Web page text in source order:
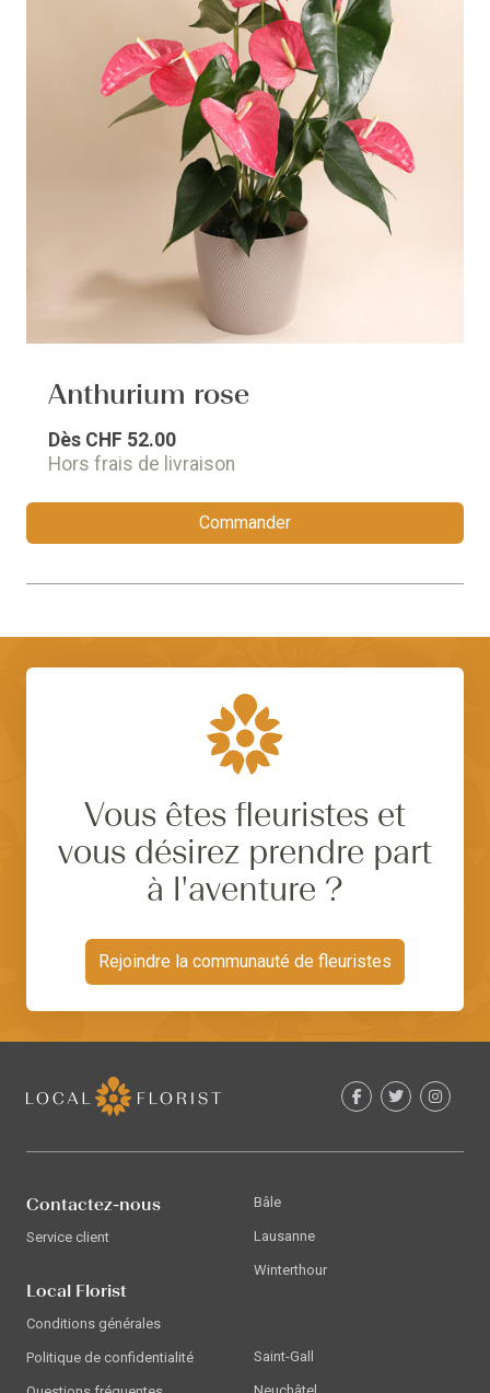
Anthurium rose
Dès CHF 52.00
Hors frais de livraison
Commander
Vous êtes fleuristes et
vous désirez prendre part
à l'aventure ?
Rejoindre la communauté de fleuristes
Contactez-nous
Service client
Local Florist
Conditions générales
Politique de confidentialité
Bâle
Lausanne
Winterthour
Saint-Gall